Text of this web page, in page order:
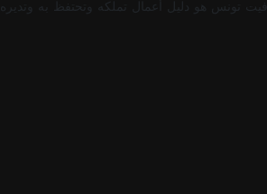
تونس هو دليل أعمال تملكه وتحتفظ به وتديره